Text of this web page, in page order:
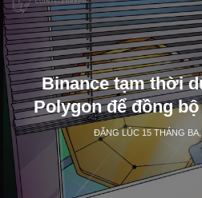
Binance tạm thời
Polygon để đồng
ĐĂNG LÚC 15 THÁNG